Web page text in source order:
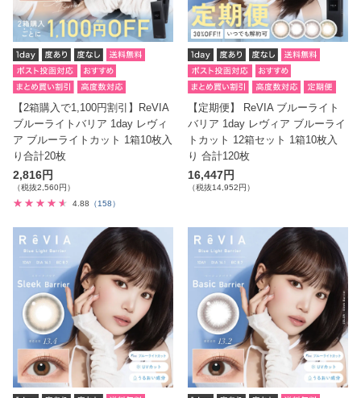
【2箱購入で1,100円割引】ReVIA
ブルーライトバリア 1day レヴィ
ア ブルーライトカット 1箱10枚入
り合計20枚
2,816円
（税抜2,560円）
4.88 （158）
【定期便】 ReVIA ブルーライト
バリア 1day レヴィア ブルーライ
トカット 12箱セット 1箱10枚入
り 合計120枚
16,447円
（税抜14,952円）